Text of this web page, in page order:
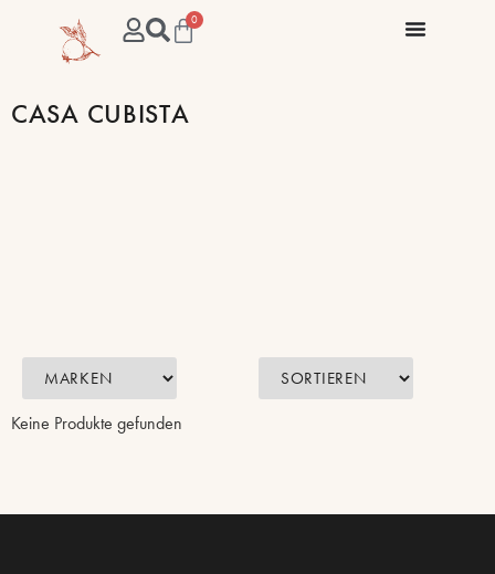
0
CASA CUBISTA
Keine Produkte gefunden